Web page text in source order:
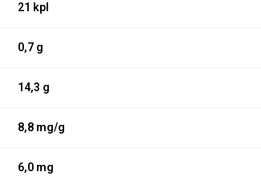
21 kpl
0,7 g
14,3 g
8,8 mg/g
6,0 mg